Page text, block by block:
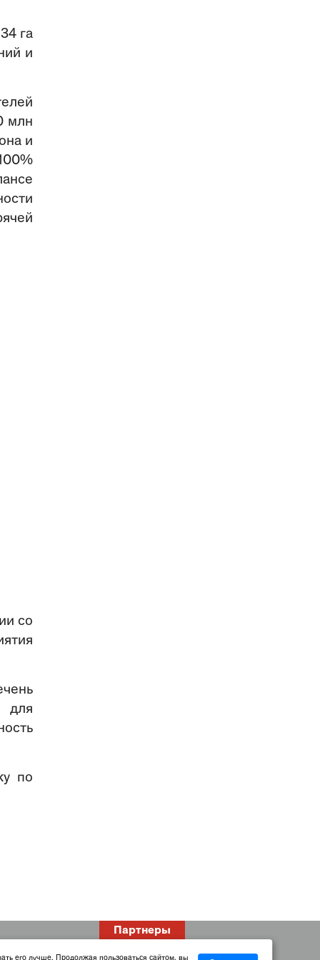
га
и
млн
и
со
по
Партнеры
его лучше. Продолжая пользоваться сайтом, вы